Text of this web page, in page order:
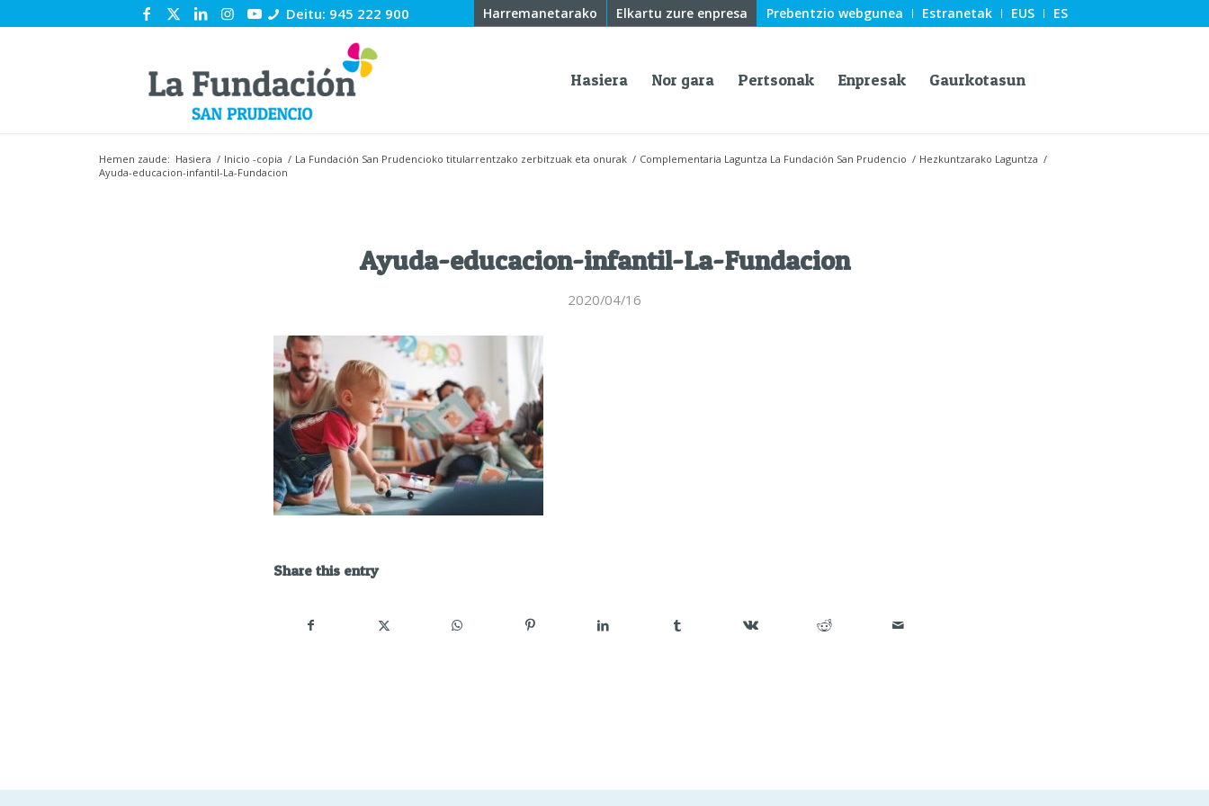
Harremanetarako Elkartu zure enpresa Prebentzio webgunea Estranetak EUS ES
Deitu: 945 222 900
Hasiera Nor gara Pertsonak Enpresak Gaurkotasun
Hemen zaude: Hasiera / Inicio -copia / La Fundación San Prudencioko titularrentzako zerbitzuak eta onurak / Complementaria Laguntza La Fundación San Prudencio / Hezkuntzarako Laguntza /
Ayuda-educacion-infantil-La-Fundacion
Ayuda-educacion-infantil-La-Fundacion
2020/04/16
Share this entry